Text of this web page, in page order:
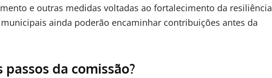
e outras medidas voltadas ao fortalecimento da resiliência
ainda poderão encaminhar contribuições antes da
da comissão?